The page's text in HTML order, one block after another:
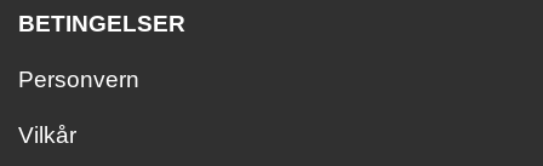
BETINGELSER
Personvern
Vilkår